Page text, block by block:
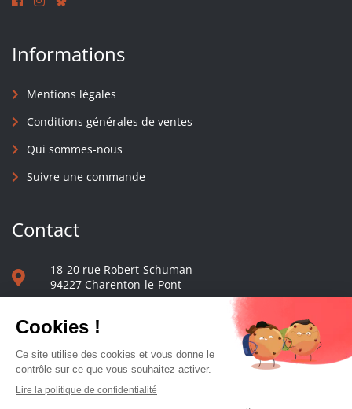
Informations
Mentions légales
Conditions générales de ventes
Qui sommes-nous
Suivre une commande
Contact
18-20 rue Robert-Schuman
94227 Charenton-le-Pont